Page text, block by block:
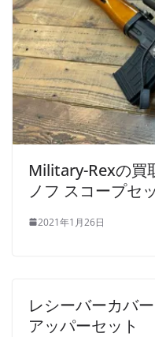
Military-Rexの買
ノフ スコープセ
2021年1月26日
レシーバーカバ
アッパーセット